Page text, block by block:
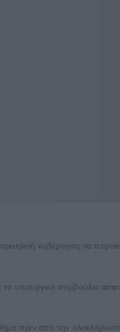
κυβέρνηση να
υπουργικό συμβούλιο
πριν από την